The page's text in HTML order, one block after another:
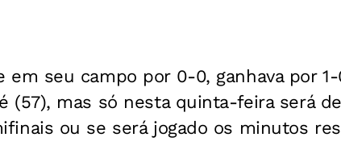
em seu campo por 0-0, ganhava por
(57), mas só nesta quinta-feira será
ou se será jogado os minutos